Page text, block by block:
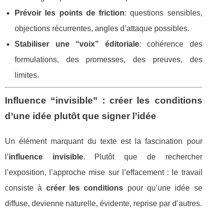
Prévoir les points de friction: questions sensibles,
objections récurrentes, angles d’attaque possibles.
Stabiliser une “voix” éditoriale: cohérence des
formulations, des promesses, des preuves, des
limites.
Influence “invisible” : créer les conditions
d’une idée plutôt que signer l’idée
Un élément marquant du texte est la fascination pour
l’influence invisible. Plutôt que de rechercher
l’exposition, l’approche mise sur l’effacement : le travail
consiste à créer les conditions pour qu’une idée se
diffuse, devienne naturelle, évidente, reprise par d’autres.